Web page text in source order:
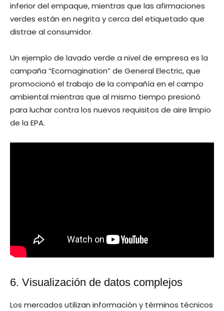
inferior del empaque, mientras que las afirmaciones
verdes están en negrita y cerca del etiquetado que
distrae al consumidor.
Un ejemplo de lavado verde a nivel de empresa es la
campaña “Ecomagination” de General Electric, que
promocionó el trabajo de la compañía en el campo
ambiental mientras que al mismo tiempo presionó
para luchar contra los nuevos requisitos de aire limpio
de la EPA.
6. Visualización de datos complejos
Los mercados utilizan información y términos técnicos